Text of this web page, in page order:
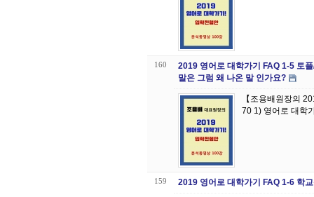
160
2019 영어로 대학가기 FAQ 1-5 토
말은 그럼 왜 나온 말 인가요?
【조용배원장의
70 1) 영어로 대학
159 2019 영어로 대학가기 FAQ 1-6 학